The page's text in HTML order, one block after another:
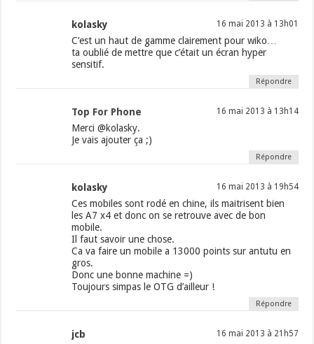
kolasky 16 mai 2013 à 13h01
C’est un haut de gamme clairement pour wiko…
ta oublié de mettre que c’était un écran hyper
sensitif.
Répondre
Top For Phone 16 mai 2013 à 13h14
Merci @kolasky.
Je vais ajouter ça ;)
Répondre
kolasky 16 mai 2013 à 19h54
Ces mobiles sont rodé en chine, ils maitrisent bien
les A7 x4 et donc on se retrouve avec de bon
mobile.
Il faut savoir une chose.
Ca va faire un mobile a 13000 points sur antutu en
gros.
Donc une bonne machine =)
Toujours simpas le OTG d’ailleur !
Répondre
jcb 16 mai 2013 à 21h57